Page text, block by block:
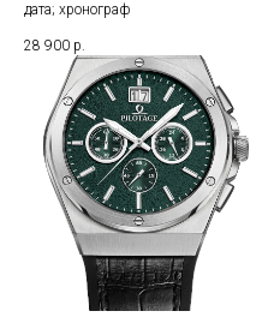
дата; хронограф
28 900 р.